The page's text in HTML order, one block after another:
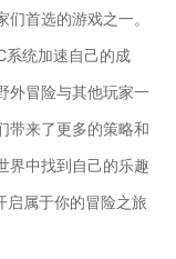
首选的游戏之一。
系统加速自己的成
外冒险与其他玩家一
带来了更多的策略和
界中找到自己的乐趣
启属于你的冒险之旅